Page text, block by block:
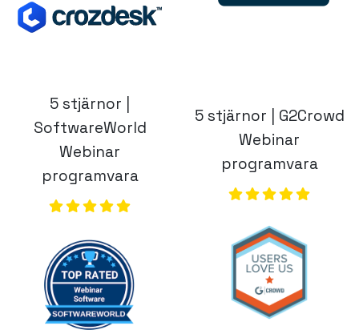
5 stjärnor |
SoftwareWorld
Webinar
programvara
5 stjärnor | G2Crowd
Webinar
programvara